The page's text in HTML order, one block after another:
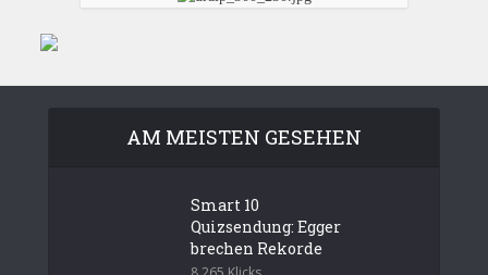
AM MEISTEN GESEHEN
Smart 10
Quizsendung: Egger
brechen Rekorde